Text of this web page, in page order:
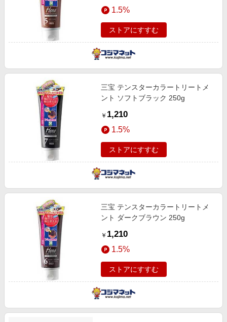
1.5%
ストアにすすむ
三宝 テンスターカラートリートメ
ント ソフトブラック 250g
￥ 1,210
1.5%
ストアにすすむ
三宝 テンスターカラートリートメ
ント ダークブラウン 250g
￥ 1,210
1.5%
ストアにすすむ